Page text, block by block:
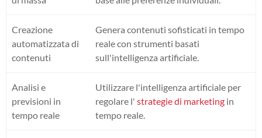
Creazione
automatizzata di
contenuti
Genera contenuti sofisticati in tempo
reale con strumenti basati
sull'intelligenza artificiale.
Analisi e
previsioni in
tempo reale
Utilizzare l'intelligenza artificiale per
regolare l'strategie di marketing in
tempo reale.